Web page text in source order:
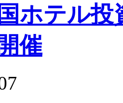
ホテル
催